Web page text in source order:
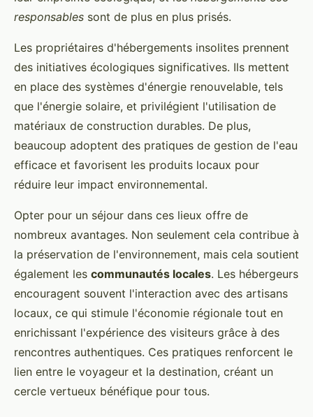
responsables sont de plus en plus prisés.
Les propriétaires d'hébergements insolites prennent
des initiatives écologiques significatives. Ils mettent
en place des systèmes d'énergie renouvelable, tels
que l'énergie solaire, et privilégient l'utilisation de
matériaux de construction durables. De plus,
beaucoup adoptent des pratiques de gestion de l'eau
efficace et favorisent les produits locaux pour
réduire leur impact environnemental.
Opter pour un séjour dans ces lieux offre de
nombreux avantages. Non seulement cela contribue à
la préservation de l'environnement, mais cela soutient
également les communautés locales. Les hébergeurs
encouragent souvent l'interaction avec des artisans
locaux, ce qui stimule l'économie régionale tout en
enrichissant l'expérience des visiteurs grâce à des
rencontres authentiques. Ces pratiques renforcent le
lien entre le voyageur et la destination, créant un
cercle vertueux bénéfique pour tous.